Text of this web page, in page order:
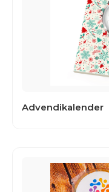
Advendikalender